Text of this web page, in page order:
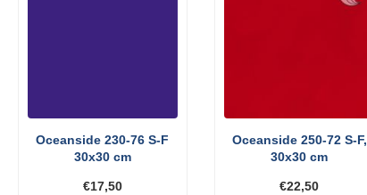
Oceanside 230-76 S-F
30x30 cm
€17,50
Oceanside 250-72 S-F,
30x30 cm
€22,50